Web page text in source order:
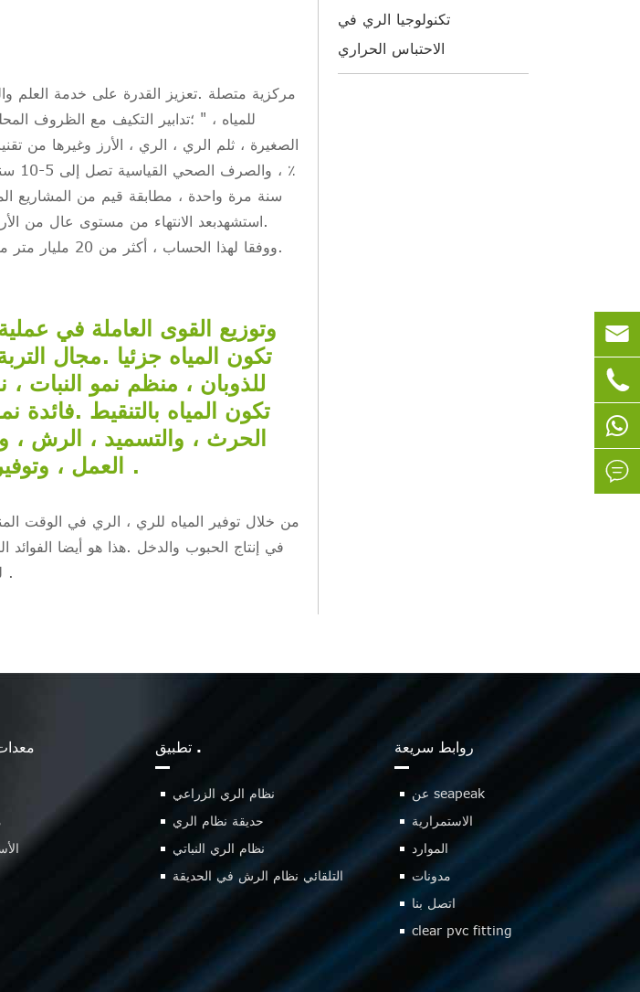
مركزية متصلة .تعزيز القدرة على خدمة العلم
للمياه ، " ؛تدابير التكيف مع الظروف
.ووفقا لهذا
تكون المياه جزئيا .مجال
للذوبان ، منظم نمو النبات
تكون المياه بالتنقيط
الحرث ، والتسميد ، الرش ،
العمل ، وتوفير كمية كبيرة من القوى العاملة والموارد المادية .
من خلال توفير المياه للري ، الري في
في إنتاج الحبوب والدخل .هذا هو أيضا الفوائد
للري يمكن أن يحقق فوائد توفير المياه ، وتوفير الأراضي ، وتوفير الكهرباء ، الخ .
تكنولوجيا الري في
الاحتباس الحراري
تطبيق .
نظام الري الزراعي
حديقة نظام الري
نظام الري النباتي
التلقائي نظام الرش في الحديقة
روابط سريعة
عن seapeak
الاستمرارية
الموارد
مدونات
اتصل بنا
clear pvc fitting


